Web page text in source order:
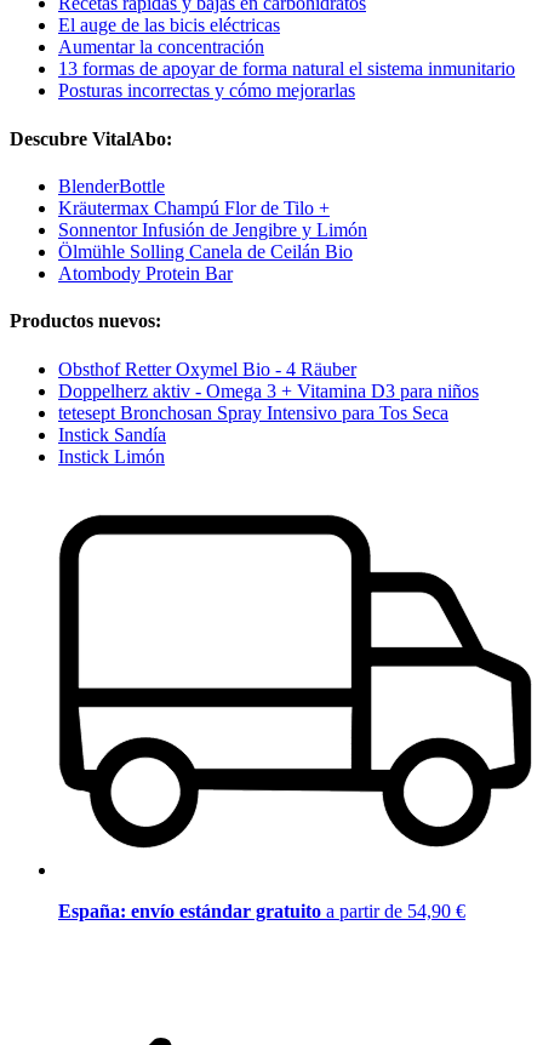
El auge de las bicis eléctricas
Aumentar la concentración
13 formas de apoyar de forma natural el sistema inmunitario
Posturas incorrectas y cómo mejorarlas
Descubre VitalAbo:
BlenderBottle
Kräutermax Champú Flor de Tilo +
Sonnentor Infusión de Jengibre y Limón
Ölmühle Solling Canela de Ceilán Bio
Atombody Protein Bar
Productos nuevos:
Obsthof Retter Oxymel Bio - 4 Räuber
Doppelherz aktiv - Omega 3 + Vitamina D3 para niños
tetesept Bronchosan Spray Intensivo para Tos Seca
Instick Sandía
Instick Limón
España: envío estándar gratuito a partir de 54,90 €